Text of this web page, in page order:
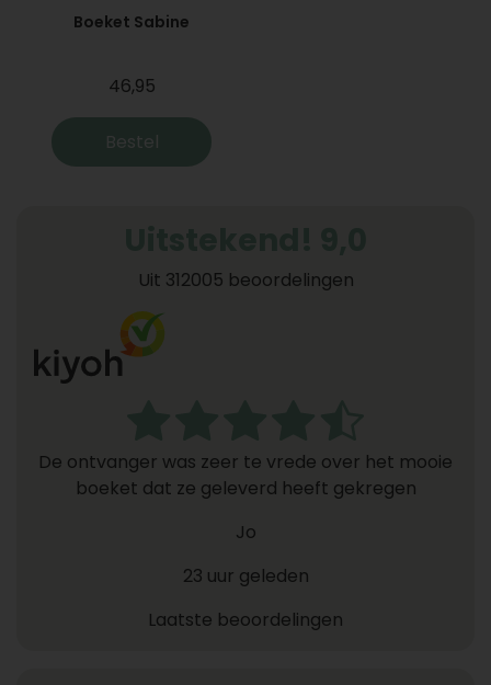
Boeket Sabine
46,95
Bestel
Uit 312005 beoordelingen
De ontvanger was zeer te vrede over het mooie
boeket dat ze geleverd heeft gekregen
Jo
23 uur geleden
Laatste beoordelingen